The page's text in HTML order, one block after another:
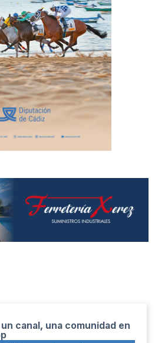
canal, una comunidad en